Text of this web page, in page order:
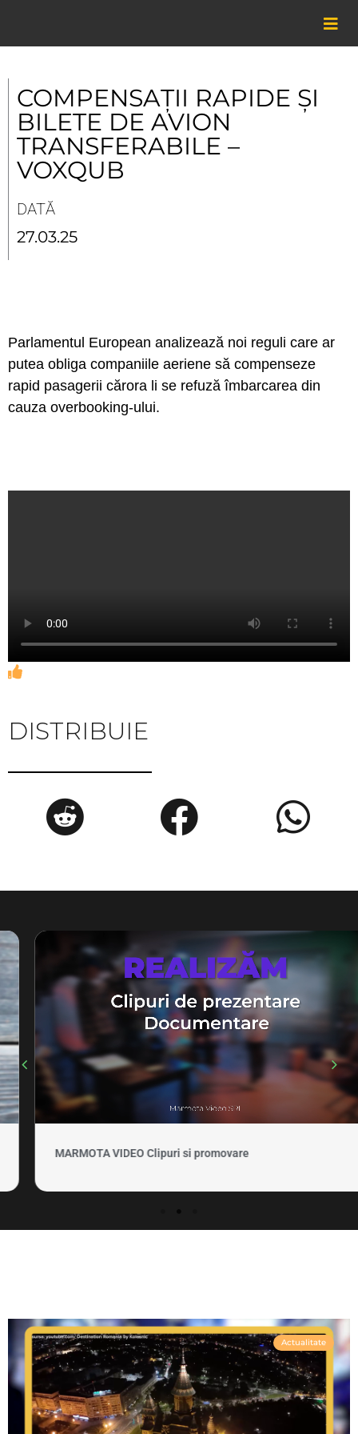
content
COMPENSAȚII RAPIDE ȘI
BILETE DE AVION
TRANSFERABILE –
VOXQUB
DATĂ
27.03.25
Parlamentul European analizează noi reguli care ar
putea obliga companiile aeriene să compenseze
rapid pasagerii cărora li se refuză îmbarcarea din
cauza overbooking-ului.
DISTRIBUIE
MARMOTA VIDEO Clipuri si promovare
Actualitate